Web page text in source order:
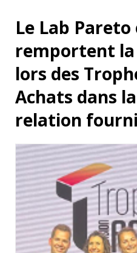
Le Lab Pareto
remportent
lors des
Achats dans
relation